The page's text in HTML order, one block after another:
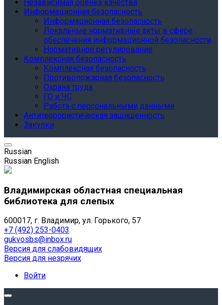
Независимая оценка качества
Информационная безопасность
Информационная безопасность
Локальные нормативные акты в сфере
обеспечения информационной безопасности
Нормативное регулирование
Комплексная безопасность
Комплексная безопасность
Противопожарная безопасность
Охрана труда
ГО и ЧС
Работа с персональными данными
Антитеррористическая защищенность
Закупки
Russian
Russian English
Владимирская областная специальная
библиотека для слепых
600017, г. Владимир, ул. Горького, 57
+7 (492) 253-0403
gukvosbs@inbox.ru
Версия для слабовидящих
Версия для незрячих
Войти